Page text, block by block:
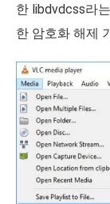
한 libdvdcss라
한 암호화 해제